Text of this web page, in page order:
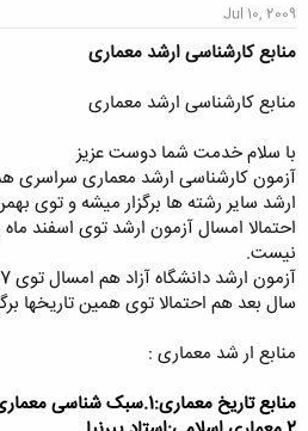
Jul 10, 2009
منابع کارشناسی ارشد معماری
منابع کارشناسی ارشد معماری
با سلام خدمت شما دوست عزیز
آزمون کارشناسی ارشد معماری سراسری
احتمالا امسال آزمون ارشد توی اسفند
نیست.
سال بعد هم احتمالا توی همین تاریخها
منابع ار شد معماری :
منابع تاریخ معماری:1.سبک شناسی معماری ایران:استاد پیرنیا